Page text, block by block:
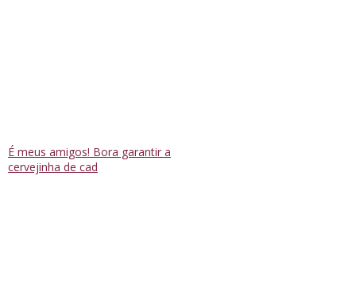
É meus amigos! Bora garantir a
cervejinha de cad